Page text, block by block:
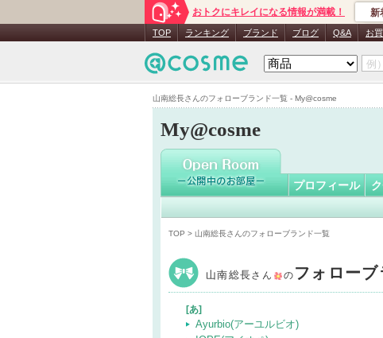
山南総長さんのフォローブランド一覧 - My@cosme
おトクにキレイになる情報が満載！ 新
TOP ランキング ブランド ブログ Q&A お
My@cosme
山南総長さ
プロフィール
TOP > 山南総長さんのフォローブランド一覧
山南総長さん の フォロー
[あ]
Ayurbio(アーユルビオ)